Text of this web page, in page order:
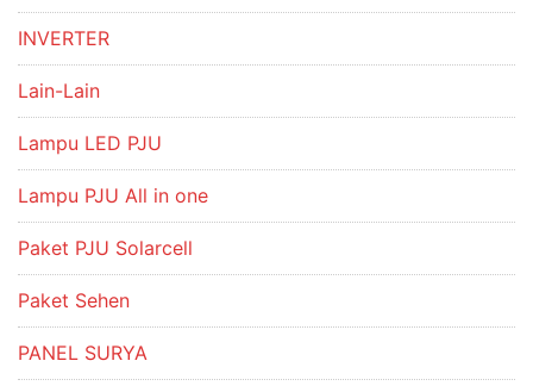
INVERTER
Lain-Lain
Lampu LED PJU
Lampu PJU All in one
Paket PJU Solarcell
Paket Sehen
PANEL SURYA